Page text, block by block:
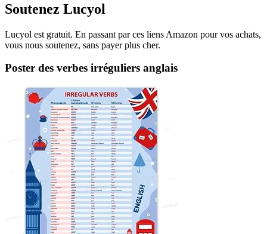
Soutenez Lucyol
Lucyol est gratuit. En passant par ces liens Amazon pour vos achats,
vous nous soutenez, sans payer plus cher.
Poster des verbes irréguliers anglais